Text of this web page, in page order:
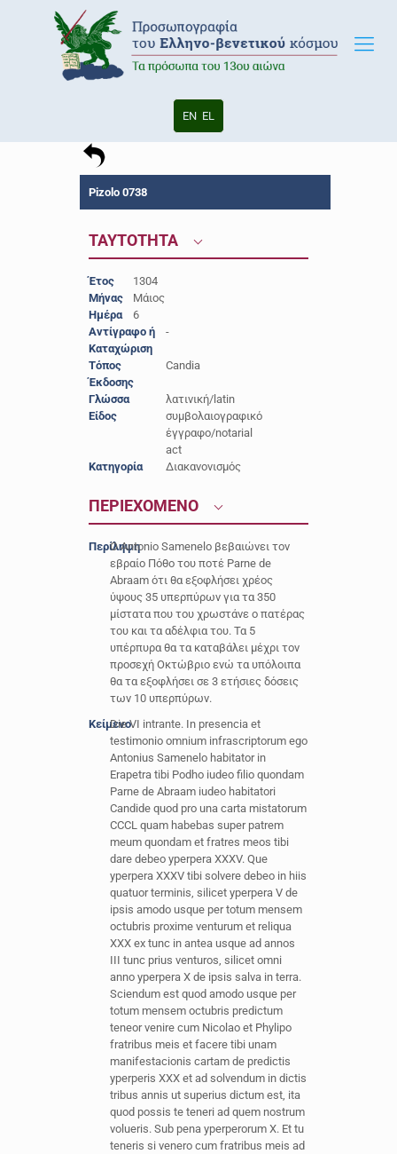
EN EL
Pizolo 0738
ΤΑΥΤΟΤΗΤΑ
Έτος
1304
Μήνας
Μάιος
Ημέρα
6
Αντίγραφο ή
Καταχώριση
-
Τόπος
Έκδοσης
Candia
Γλώσσα
λατινική/latin
Είδος
συμβολαιογραφικό
έγγραφο/notarial
act
Κατηγορία
Διακανονισμός
ΠΕΡΙΕΧΟΜΕΝΟ
Περίληψη
Ο Antonio Samenelo βεβαιώνει τον
εβραίο Πόθο του ποτέ Parne de
Abraam ότι θα εξοφλήσει χρέος
ύψους 35 υπερπύρων για τα 350
μίστατα που του χρωστάνε ο πατέρας
του και τα αδέλφια του. Τα 5
υπέρπυρα θα τα καταβάλει μέχρι τον
προσεχή Οκτώβριο ενώ τα υπόλοιπα
θα τα εξοφλήσει σε 3 ετήσιες δόσεις
των 10 υπερπύρων.
ΚείμενοDie VI intrante. In presencia et
testimonio omnium infrascriptorum ego
Antonius Samenelo habitator in
Erapetra tibi Podho iudeo filio quondam
Parne de Abraam iudeo habitatori
Candide quod pro una carta mistatorum
CCCL quam habebas super patrem
meum quondam et fratres meos tibi
dare debeo yperpera XXXV. Que
yperpera XXXV tibi solvere debeo in hiis
quatuor terminis, silicet yperpera V de
ipsis amodo usque per totum mensem
octubris proxime venturum et reliqua
XXX ex tunc in antea usque ad annos
III tunc prius venturos, silicet omni
anno yperpera X de ipsis salva in terra.
Sciendum est quod amodo usque per
totum mensem octubris predictum
teneor venire cum Nicolao et Phylipo
fratribus meis et facere tibi unam
manifestacionis cartam de predictis
yperperis XXX et ad solvendum in dictis
tribus annis ut superius dictum est, ita
quod possis te teneri ad quem nostrum
volueris. Sub pena yperperorum X. Et tu
teneris si venero cum fratribus meis ad